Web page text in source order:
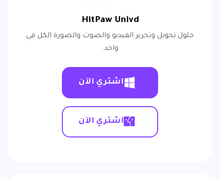
HitPaw Univd
حلول تحويل وتحرير الفيديو والصوت والصورة الكل في
واحد.
اشتري الآن
اشتري الآن